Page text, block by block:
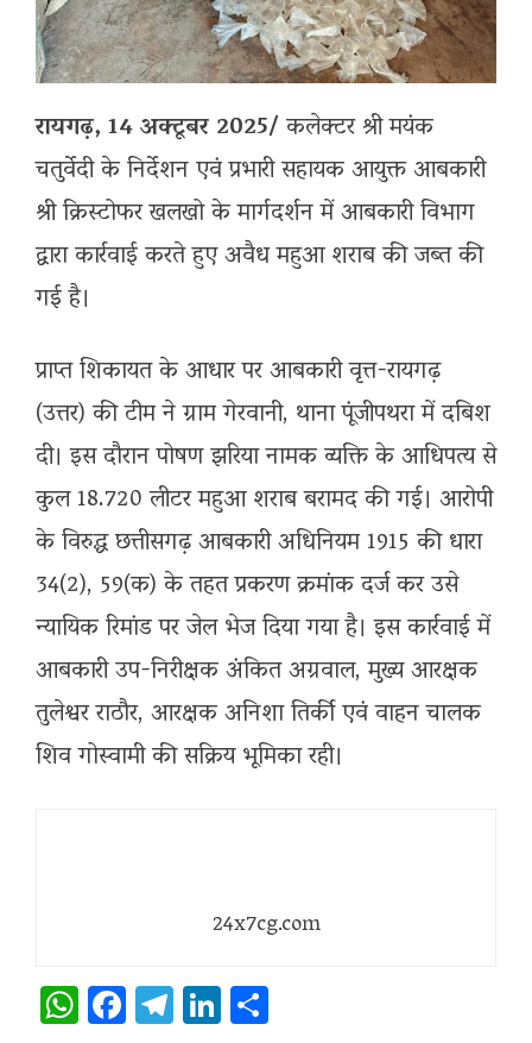
रायगढ़, 14 अक्टूबर 2025/कलेक्टर श्री मयंक
चतुर्वेदी के निर्देशन एवं प्रभारी सहायक आयुक्त आबकारी
श्री क्रिस्टोफर खलखो के मार्गदर्शन में आबकारी विभाग
द्वारा कार्रवाई करते हुए अवैध महुआ शराब की जब्त की
गई है।
प्राप्त शिकायत के आधार पर आबकारी वृत्त-रायगढ़
(उत्तर) की टीम ने ग्राम गेरवानी, थाना पूंजीपथरा में दबिश
दी। इस दौरान पोषण झरिया नामक व्यक्ति के आधिपत्य से
कुल 18.720 लीटर महुआ शराब बरामद की गई। आरोपी
के विरुद्ध छत्तीसगढ़ आबकारी अधिनियम 1915 की धारा
34(2), 59(क) के तहत प्रकरण क्रमांक दर्ज कर उसे
न्यायिक रिमांड पर जेल भेज दिया गया है। इस कार्रवाई में
आबकारी उप-निरीक्षक अंकित अग्रवाल, मुख्य आरक्षक
तुलेश्वर राठौर, आरक्षक अनिशा तिर्की एवं वाहन चालक
शिव गोस्वामी की सक्रिय भूमिका रही।
24x7cg.com
WhatsApp
Facebook
Telegram
LinkedIn